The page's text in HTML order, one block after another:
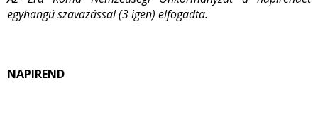
egyhangú szavazással (3 igen) elfogadta.
NAPIREND